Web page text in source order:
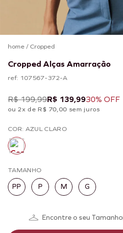
home/ Cropped
Cropped Alças Amarração
ref: 107567-372-A
R$ 199,99R$ 139,9930% OFF
ou 2x de R$ 70,00 sem juros
COR: AZUL CLARO
TAMANHO
PP P M G
Encontre o seu Tamanho